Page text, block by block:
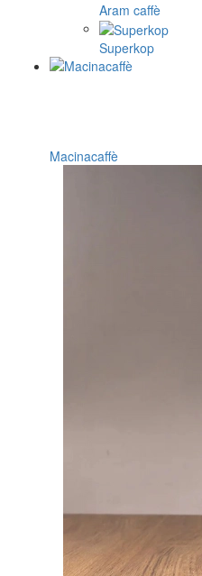
Aram caffè
Superkop
Macinacaffè